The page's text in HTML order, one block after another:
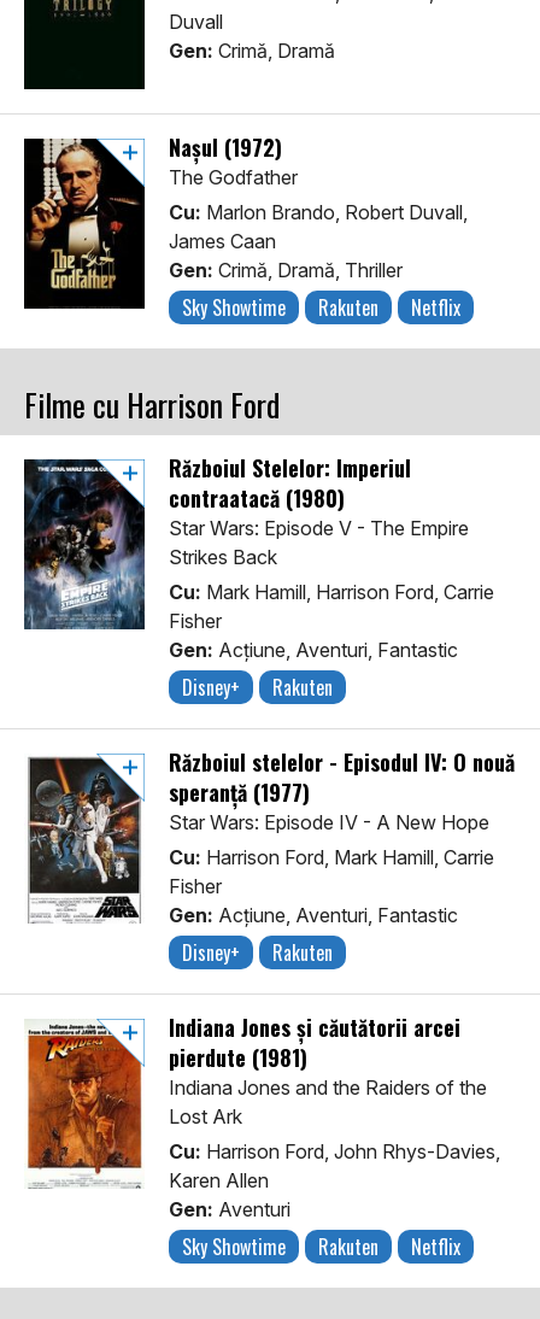
Duvall
Gen: Crimă, Dramă
Nașul (1972)
The Godfather
Cu: Marlon Brando, Robert Duvall,
James Caan
Gen: Crimă, Dramă, Thriller
Sky Showtime Rakuten Netflix
Filme cu Harrison Ford
Războiul Stelelor: Imperiul
contraatacă (1980)
Star Wars: Episode V - The Empire
Strikes Back
Cu: Mark Hamill, Harrison Ford, Carrie
Fisher
Gen: Acţiune, Aventuri, Fantastic
Disney+ Rakuten
Războiul stelelor - Episodul IV: O nouă
speranță (1977)
Star Wars: Episode IV - A New Hope
Cu: Harrison Ford, Mark Hamill, Carrie
Fisher
Gen: Acţiune, Aventuri, Fantastic
Disney+ Rakuten
Indiana Jones și căutătorii arcei
pierdute (1981)
Indiana Jones and the Raiders of the
Lost Ark
Cu: Harrison Ford, John Rhys-Davies,
Karen Allen
Gen: Aventuri
Sky Showtime Rakuten Netflix